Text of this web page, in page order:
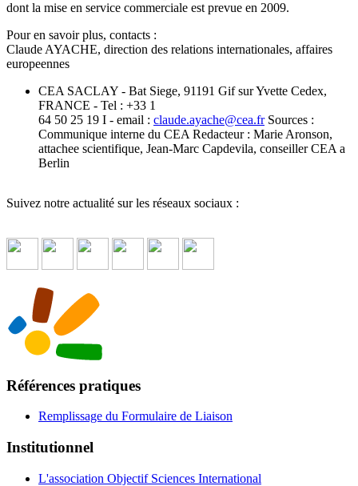
dont la mise en service commerciale est prevue en 2009.
Pour en savoir plus, contacts :
Claude AYACHE, direction des relations internationales, affaires
europeennes
CEA SACLAY - Bat Siege, 91191 Gif sur Yvette Cedex,
FRANCE - Tel : +33 1
64 50 25 19 I - email : claude.ayache@cea.frSources :
Communique interne du CEA Redacteur : Marie Aronson,
attachee scientifique, Jean-Marc Capdevila, conseiller CEA a
Berlin
Suivez notre actualité sur les réseaux sociaux :
Références pratiques
Remplissage du Formulaire de Liaison
Institutionnel
L'association Objectif Sciences International